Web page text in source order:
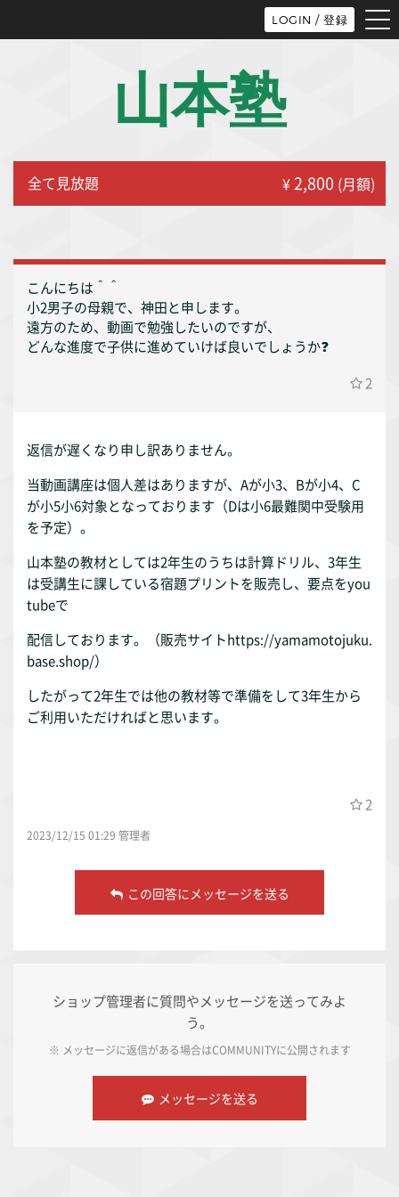
LOGIN / 登録
山本塾
全て見放題 ¥2,800 (月額)
こんにちは＾＾
小2男子の母親で、神田と申します。
遠方のため、動画で勉強したいのですが、
どんな進度で子供に進めていけば良いでしょうか❓
2
返信が遅くなり申し訳ありません。
当動画講座は個人差はありますが、Aが小3、Bが小4、C
が小5小6対象となっております（Dは小6最難関中受験用
を予定）。
山本塾の教材としては2年生のうちは計算ドリル、3年生
は受講生に課している宿題プリントを販売し、要点をyou
tubeで
配信しております。（販売サイトhttps://yamamotojuku.
base.shop/）
したがって2年生では他の教材等で準備をして3年生から
ご利用いただければと思います。
2
2023/12/15 01:29 管理者
この回答にメッセージを送る
ショップ管理者に質問やメッセージを送ってみよ
う。
※ メッセージに返信がある場合はCOMMUNITYに公開されます
メッセージを送る